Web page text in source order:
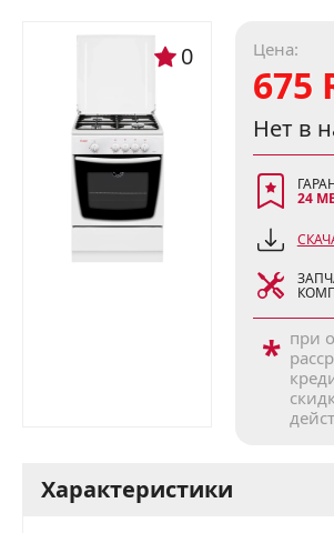
0 Цена:
675
Нет в
24
* при
Характеристики